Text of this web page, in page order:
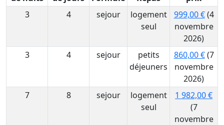
3
4 sejour
logement
seul
999,00 €(4
novembre
2026)
3
4 sejour
petits
déjeuners
860,00 €(7
novembre
2026)
7
8 sejour
logement
seul
1 982,00 €
(7
novembre